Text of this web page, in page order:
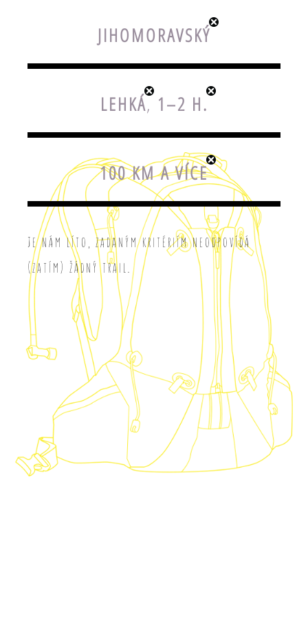
JIHOMORAVSKÝ
LEHKÁ, 1–2 H.
100 KM A VÍCE
Je nám líto, zadaným kritériím neodpovídá
(zatím) žádný trail.